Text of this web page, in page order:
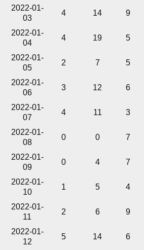
2022-01-
03
4 14 9
2022-01-
04
4 19 5
2022-01-
05
2 7 5
2022-01-
06
3 12 6
2022-01-
07
4 11 3
2022-01-
08
0 0 7
2022-01-
09
0 4 7
2022-01-
10
1 5 4
2022-01-
11
2 6 9
2022-01-
12
5 14 6